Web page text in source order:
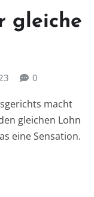
gleiche
0
macht
gleichen Lohn
eine Sensation.